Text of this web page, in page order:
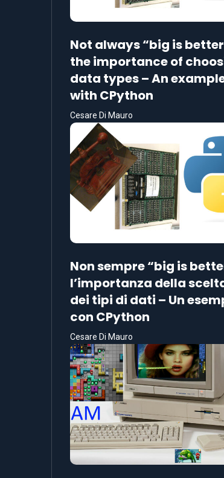
Not always “big is
the importance of
data types – An
with CPython
Cesare Di Mauro
Non sempre “big is
l’importanza della
dei tipi di dati – Un
con CPython
Cesare Di Mauro